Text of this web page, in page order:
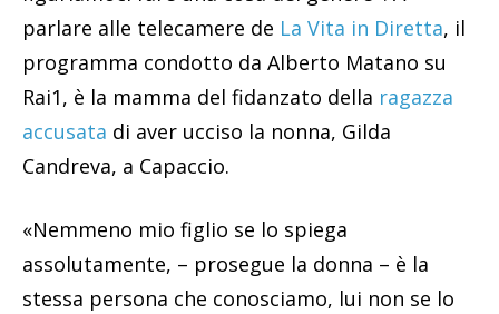
parlare alle telecamere de La Vita in Diretta, il
programma condotto da Alberto Matano su
Rai1, è la mamma del fidanzato della ragazza
accusata di aver ucciso la nonna, Gilda
Candreva, a Capaccio.
«Nemmeno mio figlio se lo spiega
assolutamente, – prosegue la donna – è la
stessa persona che conosciamo, lui non se lo